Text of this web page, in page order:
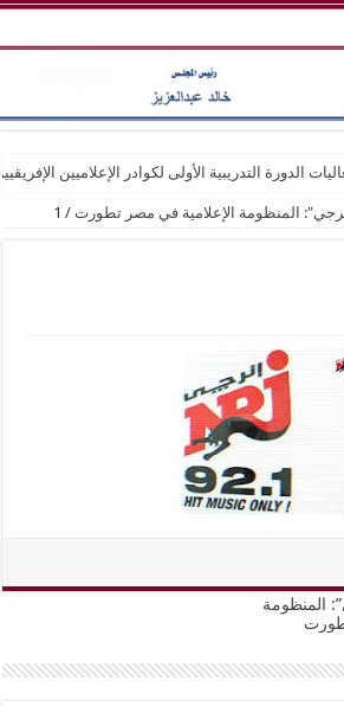
الدورة التدريبية الأولى لكوادر الإعلاميين
المنظومة الإعلامية في مصر تطورت /
1
المنظومة